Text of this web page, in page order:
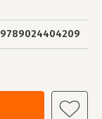
9789024404209